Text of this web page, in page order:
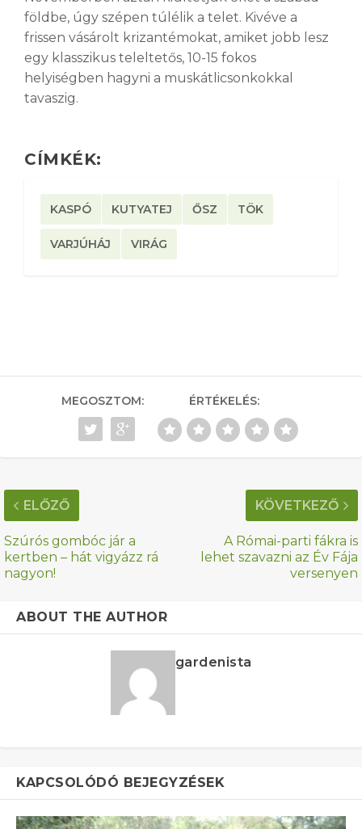
földbe, úgy szépen túlélik a telet. Kivéve a
frissen vásárolt krizantémokat, amiket jobb lesz
egy klasszikus teleltetős, 10-15 fokos
helyiségben hagyni a muskátlicsonkokkal
tavaszig.
CÍMKÉK:
KASPÓ KUTYATEJ ŐSZ TÖK
VARJÚHÁJ VIRÁG
MEGOSZTOM: ÉRTÉKELÉS:
ELŐZŐ
Szúrós gombóc jár a
kertben – hát vigyázz rá
nagyon!
KÖVETKEZŐ
A Római-parti fákra is
lehet szavazni az Év Fája
versenyen
ABOUT THE AUTHOR
gardenista
KAPCSOLÓDÓ BEJEGYZÉSEK